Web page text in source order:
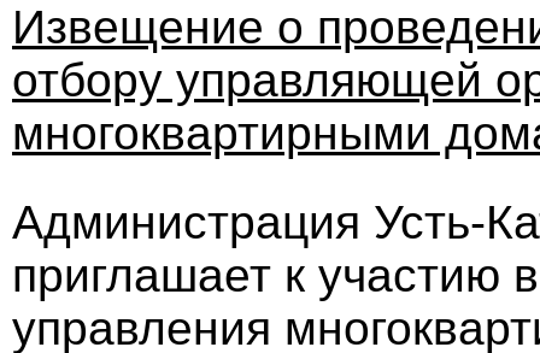
Извещение о
отбору управляющей
многоквартирными
Администрация Усть-
приглашает к участию
управления